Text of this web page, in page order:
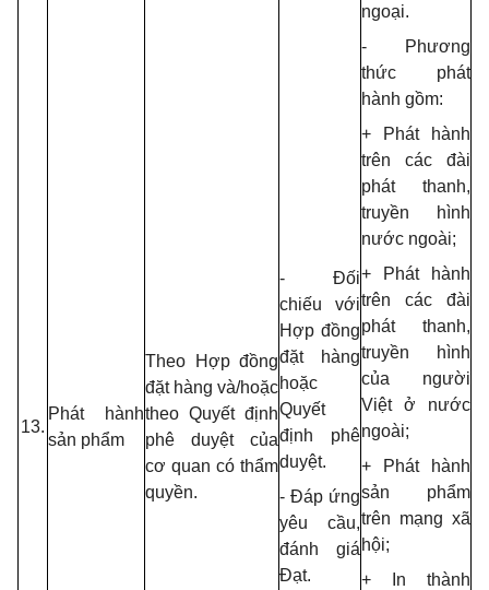
13.
Phát hành
sản phẩm
Theo Hợp đồng
đặt hàng và/hoặc
theo Quyết định
phê duyệt của
cơ quan có thẩm
quyền.
- Đối
chiếu với
Hợp đồng
đặt hàng
hoặc
Quyết
định phê
duyệt.
- Đáp ứng
yêu cầu,
đánh giá
Đạt.
ngoại.
- Phương
thức phát
hành gồm:
+ Phát hành
trên các đài
phát thanh,
truyền hình
nước ngoài;
+ Phát hành
trên các đài
phát thanh,
truyền hình
của người
Việt ở nước
ngoài;
+ Phát hành
sản phẩm
trên mạng xã
hội;
+ In thành